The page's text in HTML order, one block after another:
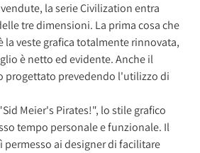
la serie Civilization entra
tre dimensioni. La prima cosa che
la veste grafica totalmente rinnovata,
è netto ed evidente. Anche il
progettato prevedendo l'utilizzo di
Meier's Pirates!", lo stile grafico
tempo personale e funzionale. Il
permesso ai designer di facilitare